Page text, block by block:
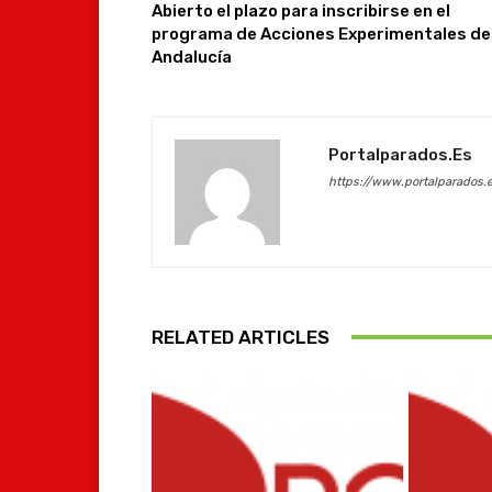
Abierto el plazo para inscribirse en el
programa de Acciones Experimentales de
Andalucía
Portalparados.es
https://
RELATED ARTICLES